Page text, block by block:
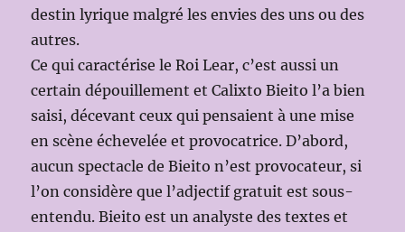
destin lyrique malgré les envies des uns ou des
autres.
Ce qui caractérise le Roi Lear, c’est aussi un
certain dépouillement et Calixto Bieito l’a bien
saisi, décevant ceux qui pensaient à une mise
en scène échevelée et provocatrice. D’abord,
aucun spectacle de Bieito n’est provocateur, si
l’on considère que l’adjectif gratuit est sous-
entendu. Bieito est un analyste des textes et